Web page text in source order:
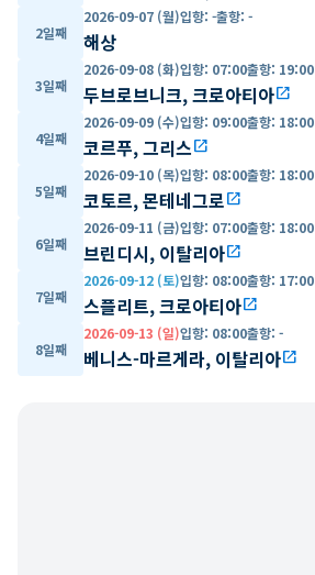
2일째
2026-09-07 (월)입항: -출항: -
해상
3일째
2026-09-08 (화)입항: 07:00출항: 19:00
두브로브니크, 크로아티아open_in_new
4일째
2026-09-09 (수)입항: 09:00출항: 18:00
코르푸, 그리스open_in_new
5일째
2026-09-10 (목)입항: 08:00출항: 18:00
코토르, 몬테네그로open_in_new
6일째
2026-09-11 (금)입항: 07:00출항: 18:00
브린디시, 이탈리아open_in_new
7일째
2026-09-12 (토)입항: 08:00출항: 17:00
스플리트, 크로아티아open_in_new
8일째
2026-09-13 (일)입항: 08:00출항: -
베니스-마르게라, 이탈리아open_in_new